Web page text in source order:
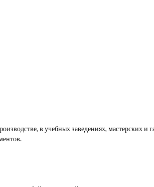
в учебных заведениях, мастерских и